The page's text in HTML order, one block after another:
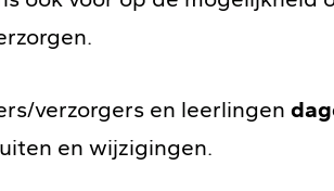
verzorgers en leerlingen
en wijzigingen.